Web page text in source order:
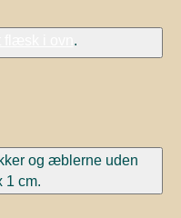
.
og æblerne uden
1 cm.